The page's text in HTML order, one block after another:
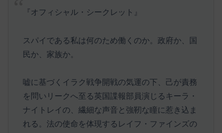
『オフィシャル・シークレット』
スパイである私は何のため働くのか。政府か、国
民か、家族か。
嘘に基づくイラク戦争開戦の気運の下、己が責務
を問いリークへ至る英国諜報部員演じるキーラ・
ナイトレイの、繊細な声音と強靭な瞳に惹き込ま
れる。法の使命を体現するレイフ・ファインズの